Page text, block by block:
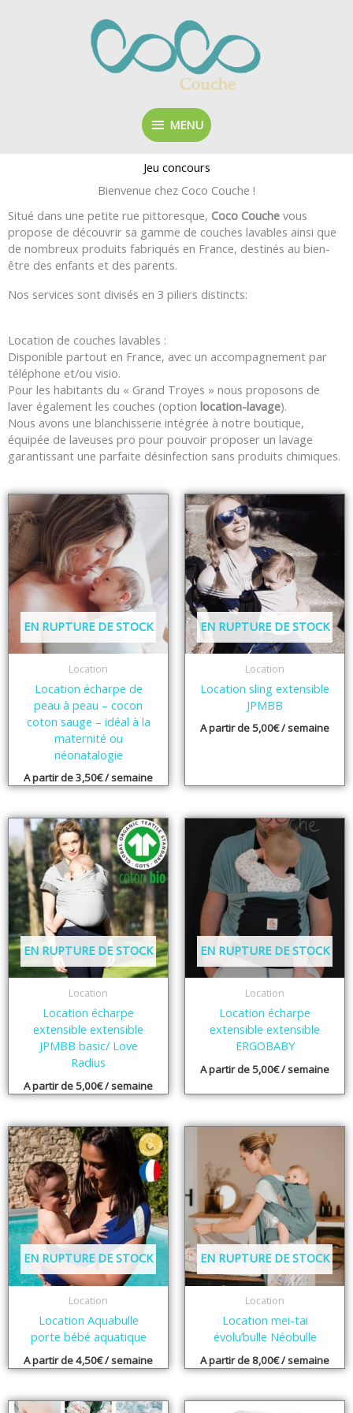
MENU
MENU
Jeu concours
Bienvenue chez Coco Couche !
Situé dans une petite rue pittoresque, Coco Couche vous
propose de découvrir sa gamme de couches lavables ainsi que
de nombreux produits fabriqués en France, destinés au bien-
être des enfants et des parents.
Nos services sont divisés en 3 piliers distincts:
Location de couches lavables :
Disponible partout en France, avec un accompagnement par
téléphone et/ou visio.
Pour les habitants du « Grand Troyes » nous proposons de
laver également les couches (option location-lavage).
Nous avons une blanchisserie intégrée à notre boutique,
équipée de laveuses pro pour pouvoir proposer un lavage
garantissant une parfaite désinfection sans produits chimiques.
EN RUPTURE DE STOCK
Location
Location écharpe de
peau à peau – cocon
coton sauge – idéal à la
maternité ou
néonatalogie
A partir de3,50€/ semaine
EN RUPTURE DE STOCK
Location
Location sling extensible
JPMBB
A partir de5,00€/ semaine
EN RUPTURE DE STOCK
Location
Location écharpe
extensible extensible
JPMBB basic/ Love
Radius
A partir de5,00€/ semaine
EN RUPTURE DE STOCK
Location
Location écharpe
extensible extensible
ERGOBABY
A partir de5,00€/ semaine
EN RUPTURE DE STOCK
Location
Location Aquabulle
porte bébé aquatique
A partir de4,50€/ semaine
EN RUPTURE DE STOCK
Location
Location mei-tai
évolu’bulle Néobulle
A partir de 8,00€/ semaine